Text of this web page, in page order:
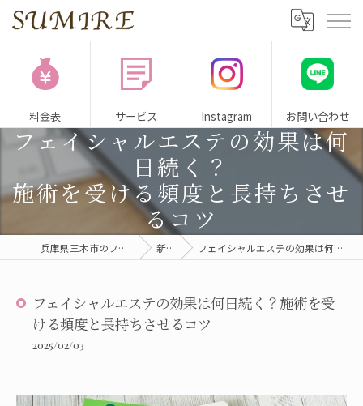
料金表 サービス Instagram お問い合わせ
フェイシャルエステの効果は何
日続く？
施術を受ける頻度と長持ちさせ
るコツ
兵庫県三木市のフェイシャルサロンならSUMIRE 新着情報 フェイシャルエステの効果は何日続く？施術を受ける頻度と長持ちさせるコツ
フェイシャルエステの効果は何日続く？施術を受
ける頻度と長持ちさせるコツ
2025/02/03